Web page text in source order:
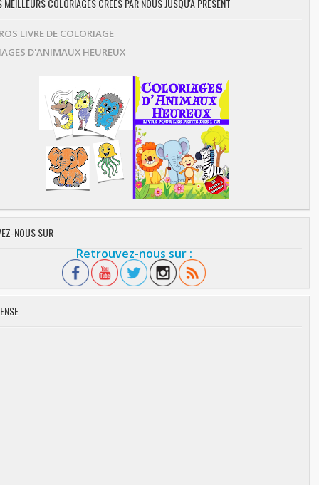
MEILLEURS COLORIAGES CRÉES PAR NOUS JUSQU'À PRÉSENT
LIVRE DE COLORIAGE
D'ANIMAUX HEUREUX
NOUS SUR
Retrouvez-nous sur :